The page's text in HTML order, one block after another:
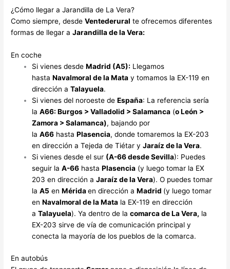
¿Cómo llegar a Jarandilla de La Vera?
Como siempre, desdeVentederural te ofrecemos diferentes
formas de llegar aJarandilla de la Vera:
En coche
Si vienes desdeMadrid (A5): Llegamos
hastaNavalmoral de la Mata y tomamos la EX-119 en
dirección aTalayuela.
Si vienes del noroeste deEspaña: La referencia sería
laA66: Burgos > Valladolid > Salamanca (o León >
Zamora > Salamanca), bajando por
laA66 hastaPlasencia, donde tomaremos la EX-203
en dirección a Tejeda de Tiétar yJaraíz de la Vera.
Si vienes desde el sur (A-66 desde Sevilla): Puedes
seguir laA-66 hastaPlasencia (y luego tomar la EX
203 en dirección aJaraíz de la Vera). O puedes tomar
laA5 enMéridaen dirección aMadrid (y luego tomar
enNavalmoral de la Mata la EX-119 en dirección
aTalayuela). Ya dentro de lacomarca de La Vera, la
EX-203 sirve de vía de comunicación principal y
conecta la mayoría de los pueblos de la comarca.
En autobús